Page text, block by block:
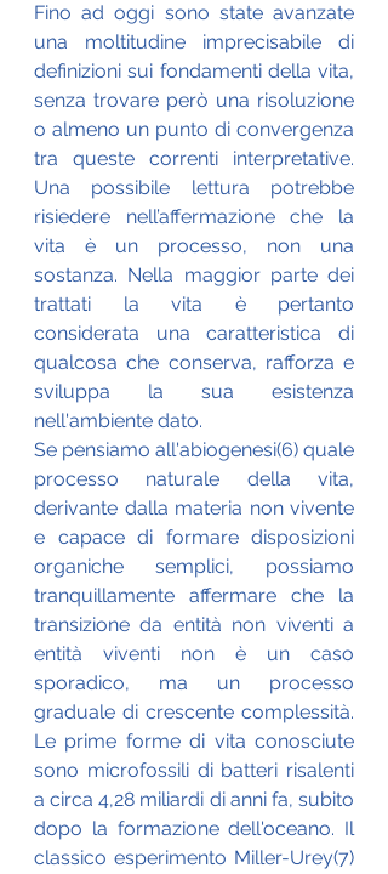
Fino ad oggi sono state avanzate
una moltitudine imprecisabile di
definizioni sui fondamenti della vita,
senza trovare però una risoluzione
o almeno un punto di convergenza
tra queste correnti interpretative.
Una possibile lettura potrebbe
risiedere nell’affermazione che la
vita è un processo, non una
sostanza. Nella maggior parte dei
trattati la vita è pertanto
considerata una caratteristica di
qualcosa che conserva, rafforza e
sviluppa la sua esistenza
nell'ambiente dato.
Se pensiamo all'abiogenesi(6) quale
processo naturale della vita,
derivante dalla materia non vivente
e capace di formare disposizioni
organiche semplici, possiamo
tranquillamente affermare che la
transizione da entità non viventi a
entità viventi non è un caso
sporadico, ma un processo
graduale di crescente complessità.
Le prime forme di vita conosciute
sono microfossili di batteri risalenti
a circa 4,28 miliardi di anni fa, subito
dopo la formazione dell'oceano. Il
classico esperimento Miller-Urey(7)